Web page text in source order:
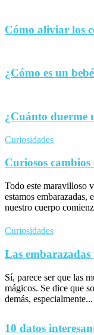
Cómo aliviar los
¿Cómo es un
¿Cuánto duerme
Curiosidades
Curiosos
Todo este maravilloso
estamos embarazadas,
nuestro cuerpo
Curiosidades
Las
Sí, parece ser que las
mágicos. Se dice que
demás, especialmente...
10 datos